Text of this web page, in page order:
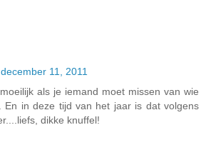
december 11, 2011
als je iemand moet missen van wie
En in deze tijd van het jaar is dat volgens
dikke knuffel!